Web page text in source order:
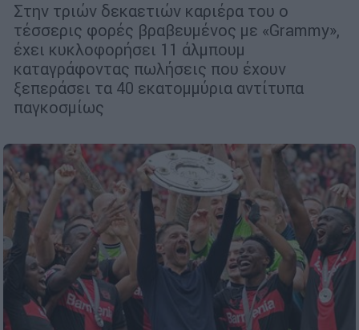
Στην τριών δεκαετιών καριέρα του ο
τέσσερις φορές βραβευμένος με «Grammy»,
έχει κυκλοφορήσει 11 άλμπουμ
καταγράφοντας πωλήσεις που έχουν
ξεπεράσει τα 40 εκατομμύρια αντίτυπα
παγκοσμίως